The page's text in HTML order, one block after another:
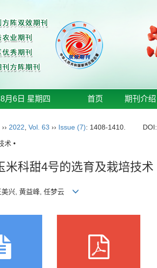
月6日 星期四 首页 期刊介绍
›› 2022 Vol. 63 ›› Issue (7): 1408-1410. DOI:
术 •
米科甜4号的选育及栽培技术
美兴, 黄益峰, 任梦云